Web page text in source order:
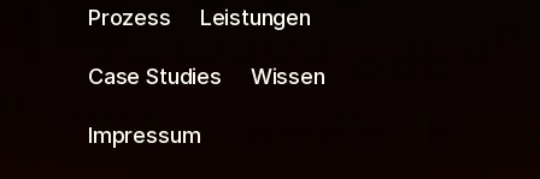
Prozess Leistungen
Case Studies Wissen
Impressum